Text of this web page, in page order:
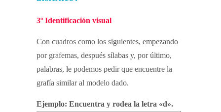
3º Identificación visual
Con cuadros como los siguientes, empezando
por grafemas, después sílabas y, por último,
palabras, le podemos pedir que encuentre la
grafía similar al modelo dado.
Ejemplo: Encuentra y rodea la letra «d».